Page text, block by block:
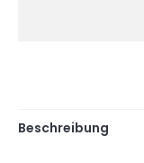
Beschreibung